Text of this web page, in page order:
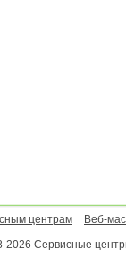
центрам
Веб-
2026 Сервисные